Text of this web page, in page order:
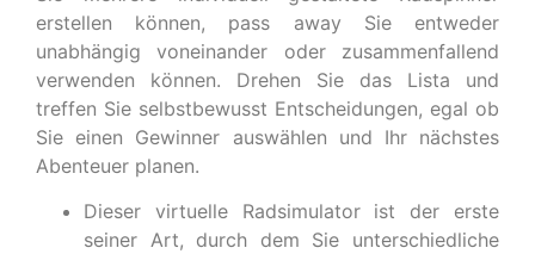
erstellen können, pass away Sie entweder
unabhängig voneinander oder zusammenfallend
verwenden können. Drehen Sie das Lista und
treffen Sie selbstbewusst Entscheidungen, egal ob
Sie einen Gewinner auswählen und Ihr nächstes
Abenteuer planen.
Dieser virtuelle Radsimulator ist der erste
seiner Art, durch dem Sie unterschiedliche